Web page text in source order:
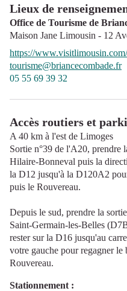
Lieux de
Office de Tourisme de
Maison Jane Limousin - 12
https://
tourisme@briancecombade.fr
05 55 69 39 32
Accès routiers et
A 40 km à l'est de Limoges
Sortie n°39 de l'A20, prendre
Hilaire-Bonneval puis la
la D12 jusqu'à la D120A2
puis le Rouvereau.
Depuis le sud, prendre la
Saint-Germain-les-Belles
rester sur la D16 jusqu'au
votre gauche pour regagner
Rouvereau.
Stationnement :